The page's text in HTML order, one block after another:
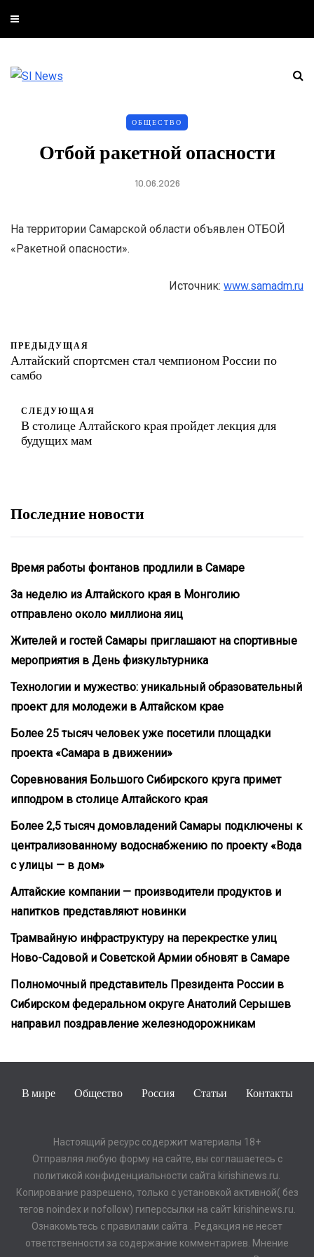
ОБЩЕСТВО
Отбой ракетной опасности
10.06.2026
На территории Самарской области объявлен ОТБОЙ
«Ракетной опасности».
Источник: www.samadm.ru
ПРЕДЫДУЩАЯ
Алтайский спортсмен стал чемпионом России по
самбо
СЛЕДУЮЩАЯ
В столице Алтайского края пройдет лекция для
будущих мам
Последние новости
Время работы фонтанов продлили в Самаре
За неделю из Алтайского края в Монголию
отправлено около миллиона яиц
Жителей и гостей Самары приглашают на спортивные
мероприятия в День физкультурника
Технологии и мужество: уникальный образовательный
проект для молодежи в Алтайском крае
Более 25 тысяч человек уже посетили площадки
проекта «Самара в движении»
Соревнования Большого Сибирского круга примет
ипподром в столице Алтайского края
Более 2,5 тысяч домовладений Самары подключены к
централизованному водоснабжению по проекту «Вода
с улицы — в дом»
Алтайские компании — производители продуктов и
напитков представляют новинки
Трамвайную инфраструктуру на перекрестке улиц
Ново-Садовой и Советской Армии обновят в Самаре
Полномочный представитель Президента России в
Сибирском федеральном округе Анатолий Серышев
направил поздравление железнодорожникам
В мире Общество Россия Статьи Контакты
Настоящий ресурс содержит материалы 18+
Отправляя любую форму на сайте, вы соглашаетесь с
политикой конфиденциальности сайта kirishinews.ru.
Копирование разрешено, только с установкой активной( без
тегов noindex и nofollow) гиперссылки на сайт kirishinews.ru.
Ознакомьтесь с правилами сайта . Редакция не несет
ответственности за содержание комментариев. Мнение